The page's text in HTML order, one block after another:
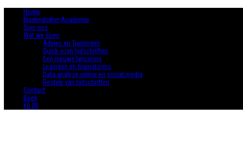
Home
Bladendokter Academie
Over ons
Wat we doen
Advies en Trainingen
Quick scan tijdschriften
Een nieuwe lancering
Lezingen en brainstorms
Data analyse online en social media
Restyle van tijdschriften
Contact
Boek
€0.00